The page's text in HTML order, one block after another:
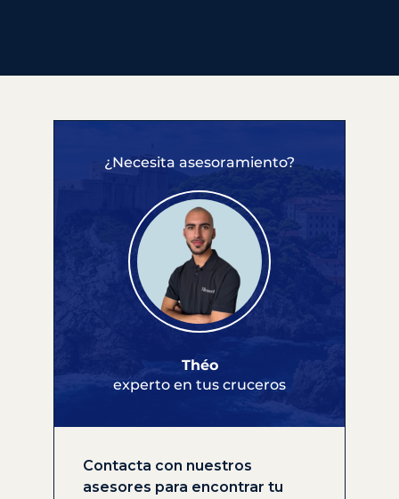
¿Necesita asesoramiento?
Théo
experto en tus cruceros
Contacta con nuestros
asesores para encontrar tu